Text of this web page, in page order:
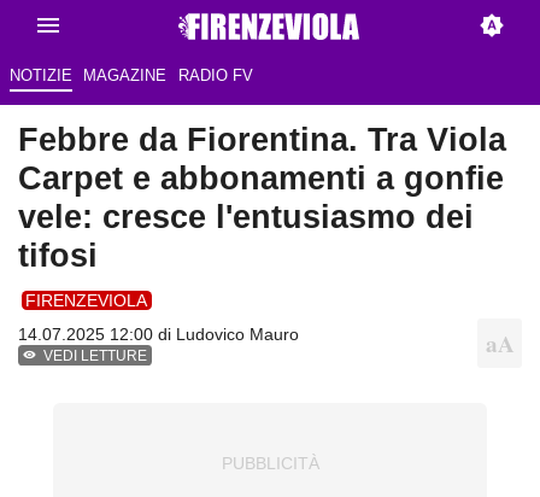
NOTIZIE MAGAZINE RADIO FV
Febbre da Fiorentina. Tra Viola
Carpet e abbonamenti a gonfie
vele: cresce l'entusiasmo dei
tifosi
FIRENZEVIOLA
14.07.2025 12:00 di Ludovico Mauro
VEDI LETTURE